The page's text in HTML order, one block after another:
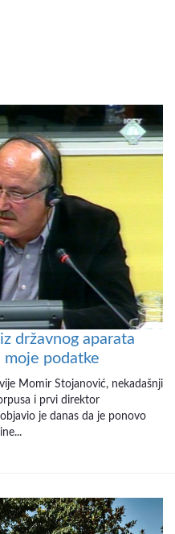
državnog aparata
podatke
Momir Stojanović, nekadašnji
i prvi direktor
je danas da je ponovo